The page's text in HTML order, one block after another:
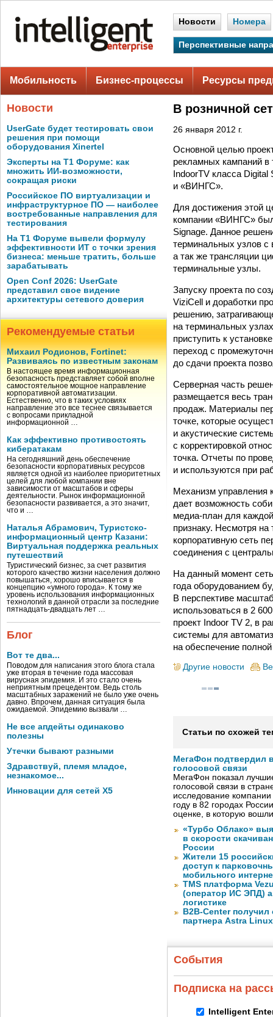
Новости Номера
Перспективные
Мобильность Бизнес-процессы Ресурсы
Новости
UserGate будет тестировать свои
решения при помощи
оборудования Xinertel
Эксперты на Т1 Форуме: как
множить ИИ-возможности,
сокращая риски
Российское ПО виртуализации и
инфраструктурное ПО — наиболее
востребованные направления для
тестирования
На Т1 Форуме вывели формулу
эффективности ИТ с точки зрения
бизнеса: меньше тратить, больше
зарабатывать
Open Conf 2026: UserGate
представил свое видение
архитектуры сетевого доверия
Рекомендуемые статьи
Михаил Родионов, Fortinet:
Развиваясь по известным законам
В настоящее время информационная
безопасность представляет собой вполне
самостоятельное мощное направление
корпоративной автоматизации.
Естественно, что в таких условиях
направление это все теснее связывается
с вопросами прикладной
информационной …
Как эффективно противостоять
кибератакам
На сегодняшний день обеспечение
безопасности корпоративных ресурсов
является одной из наиболее приоритетных
целей для любой компании вне
зависимости от масштабов и сферы
деятельности. Рынок информационной
безопасности развивается, а это значит,
что и …
Наталья Абрамович, Туристско-
информационный центр Казани:
Виртуальная поддержка реальных
путешествий
Туристический бизнес, за счет развития
которого качество жизни населения должно
повышаться, хорошо вписывается в
концепцию «умного города». К тому же
уровень использования информационных
технологий в данной отрасли за последние
пятнадцать-двадцать лет …
Блог
Вот те два...
Поводом для написания этого блога стала
уже вторая в течение года массовая
вирусная эпидемия. И это стало очень
неприятным прецедентом. Ведь столь
масштабных заражений не было уже очень
давно. Впрочем, данная ситуация была
ожидаемой. Эпидемию вызвали …
Не все апдейты одинаково
полезны
Утечки бывают разными
Здравствуй, племя младое,
незнакомое...
Инновации для сетей X5
В розничной
26 января 2012 г.
Основной целью
рекламных кампаний в
IndoorTV класса
и «ВИНГС».
Для достижения этой
компании «ВИНГС»
Signage. Данное
терминальных узлов с
а так же трансляции
терминальные узлы.
Запуску проекта по
ViziCell и доработки
решению,
на терминальных
приступить к
переход с
до сдачи проекта
Серверная часть
размещается весь
продаж. Материалы
точке, которые
и акустические
с корректировкой
точка. Отчеты по
и используются при
Механизм управления
дает возможность
медиа-план для
признаку. Несмотря
корпоративную сеть
соединения с
На данный момент
года оборудованием
В перспективе
использоваться в 2
проект Indoor TV 2, в
системы для
на обеспечение
Другие новости
Статьи по схожей
МегаФон подтвердил
голосовой связи
МегаФон показал
голосовой связи в
исследование
году в 82 городах
оценке, в которую
«Турбо Облако»
в скорости
России
Жители 15
доступ к
мобильного
TMS платформа
(оператор ИС ЭПД)
логистике
B2B-Center получил
партнера Astra Linux
События
Подписка на
Intelligent